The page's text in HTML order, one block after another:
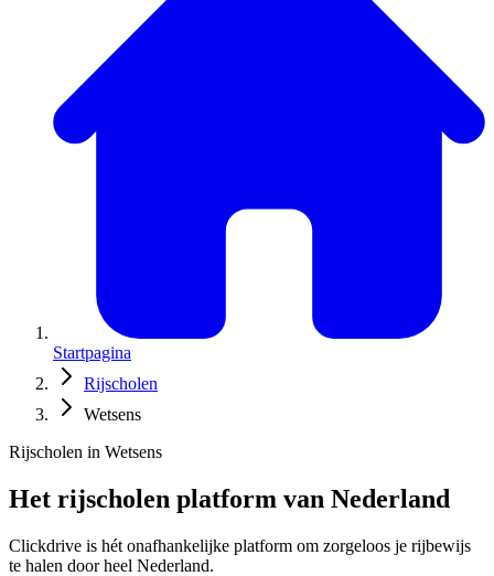
Startpagina
Rijscholen
Wetsens
Rijscholen in Wetsens
Het rijscholen platform van Nederland
Clickdrive is hét onafhankelijke platform om zorgeloos je rijbewijs
te halen door heel Nederland.